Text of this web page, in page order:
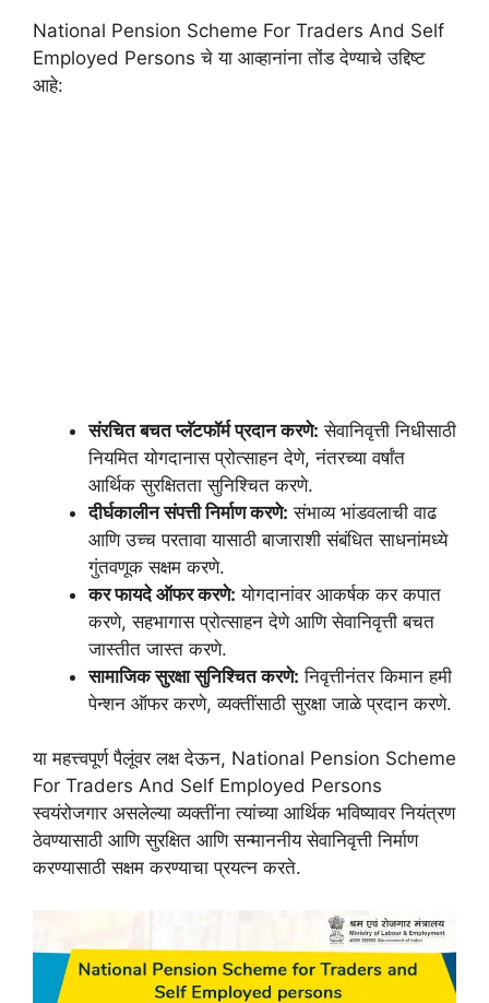
National Pension Scheme For Traders And Self
Employed Persons चे या आव्हानांना तोंड देण्याचे उद्दिष्ट
आहे:
संरचित बचत प्लॅटफॉर्म प्रदान करणे: सेवानिवृत्ती निधीसाठी
नियमित योगदानास प्रोत्साहन देणे, नंतरच्या वर्षांत
आर्थिक सुरक्षितता सुनिश्चित करणे.
दीर्घकालीन संपत्ती निर्माण करणे: संभाव्य भांडवलाची वाढ
आणि उच्च परतावा यासाठी बाजाराशी संबंधित साधनांमध्ये
गुंतवणूक सक्षम करणे.
कर फायदे ऑफर करणे: योगदानांवर आकर्षक कर कपात
करणे, सहभागास प्रोत्साहन देणे आणि सेवानिवृत्ती बचत
जास्तीत जास्त करणे.
सामाजिक सुरक्षा सुनिश्चित करणे: निवृत्तीनंतर किमान हमी
पेन्शन ऑफर करणे, व्यक्तींसाठी सुरक्षा जाळे प्रदान करणे.
या महत्त्वपूर्ण पैलूंवर लक्ष देऊन, National Pension Scheme
For Traders And Self Employed Persons
स्वयंरोजगार असलेल्या व्यक्तींना त्यांच्या आर्थिक भविष्यावर नियंत्रण
ठेवण्यासाठी आणि सुरक्षित आणि सन्माननीय सेवानिवृत्ती निर्माण
करण्यासाठी सक्षम करण्याचा प्रयत्न करते.